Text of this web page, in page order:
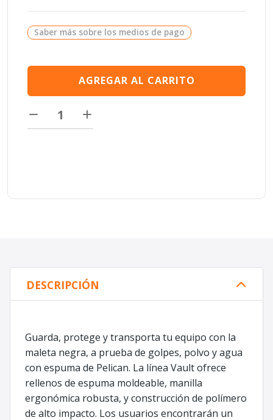
Saber más sobre los medios de pago
AGREGAR AL CARRITO
DESCRIPCIÓN
Guarda, protege y transporta tu equipo con la
maleta negra, a prueba de golpes, polvo y agua
con espuma de Pelican. La línea Vault ofrece
rellenos de espuma moldeable, manilla
ergonómica robusta, y construcción de polímero
de alto impacto. Los usuarios encontrarán un